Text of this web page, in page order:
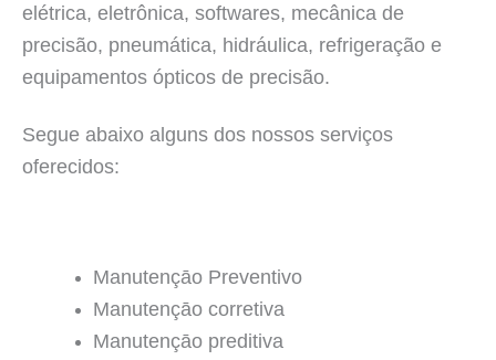
elétrica, eletrônica, softwares, mecânica de
precisão, pneumática, hidráulica, refrigeração e
equipamentos ópticos de precisão.
Segue abaixo alguns dos nossos serviços
oferecidos:
Manutençāo Preventivo
Manutençāo corretiva
Manutençāo preditiva